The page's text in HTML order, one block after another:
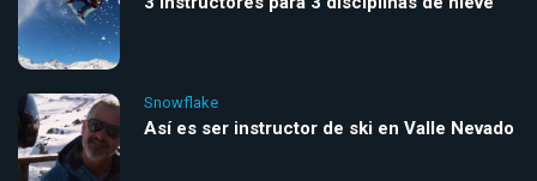
Snowflake
Así es ser instructor de ski en Valle Nevado